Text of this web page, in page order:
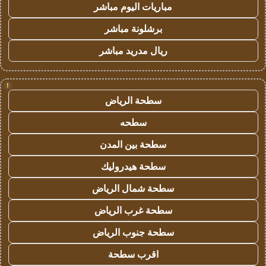
مباريات اليوم مباشر
برشلونة مباشر
ريال مدريد مباشر
!
سطحة الرياض
سطحه
سطحة بين المدن
سطحة هيدروليك
سطحة شمال الرياض
سطحة غرب الرياض
سطحة جنوب الرياض
اقرب سطحة